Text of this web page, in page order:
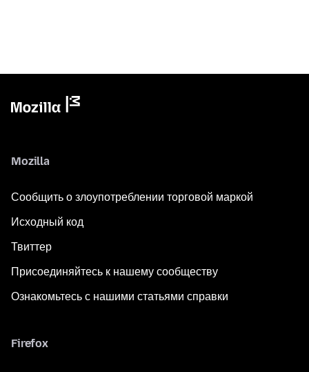
Mozilla
Сообщить о злоупотреблении торговой маркой
Исходный код
Твиттер
Присоединяйтесь к нашему сообществу
Ознакомьтесь с нашими статьями справки
Firefox